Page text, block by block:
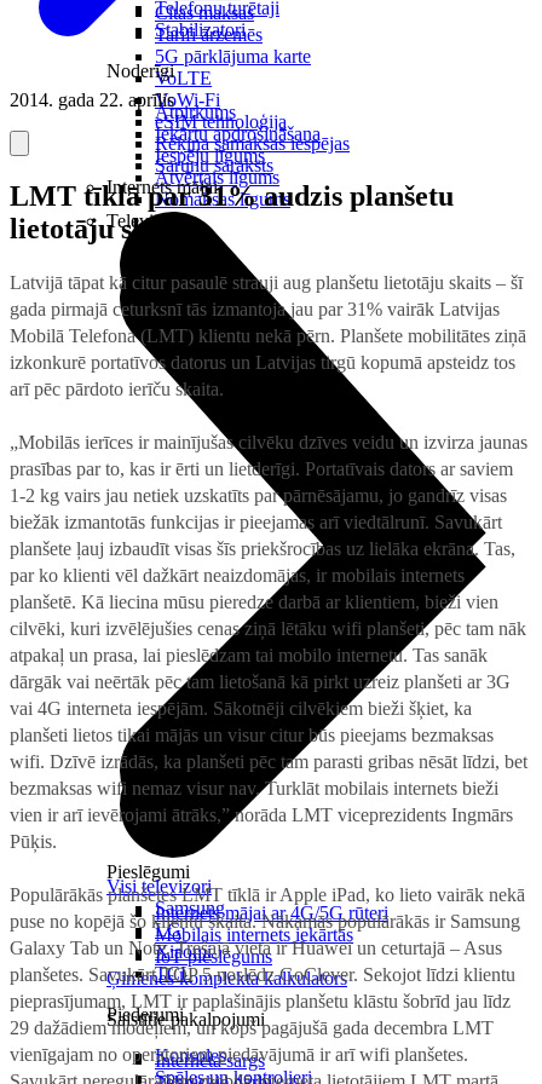
Citas maksas
Tarifi ārzemēs
5G pārklājuma karte
VoLTE
VoWi-Fi
eSIM tehnoloģija
Rēķina samaksas iespējas
Sarunu saraksts
Internets mājai
Pieslēgumi
Internets mājai ar 4G/5G rūteri
Mobilais internets iekārtās
IoT pieslēgums
Ģimenes komplekta kalkulators
Saistītie pakalpojumi
Interneta sargs
Telefonu turētaji
Stabilizatori
Noderīgi
Atpirkums
Iekārtu apdrošināšana
Iespēju līgums
Atvērtais līgums
Nomaksas līgums
Televizori
Visi televizori
Samsung
LG
Xiaomi
TCL
Piederumi
Konsoles
Spēles un kontrolieri
2014. gada 22. aprīlis
LMT tīklā par 31% audzis planšetu
lietotāju skaits
Latvijā tāpat kā citur pasaulē strauji aug planšetu lietotāju skaits – šī
gada pirmajā ceturksnī tās izmantoja jau par 31% vairāk Latvijas
Mobilā Telefona (LMT) klientu nekā pērn. Planšete mobilitātes ziņā
izkonkurē portatīvos datorus un Latvijas tirgū kopumā apsteidz tos
arī pēc pārdoto ierīču skaita.
„Mobilās ierīces ir mainījušas cilvēku dzīves veidu un izvirza jaunas
prasības par to, kas ir ērti un lietderīgi. Portatīvais dators ar saviem
1-2 kg vairs jau netiek uzskatīts par pārnēsājamu, jo gandrīz visas
biežāk izmantotās funkcijas ir pieejamas arī viedtālrunī. Savukārt
planšete ļauj izbaudīt visas šīs priekšrocības uz lielāka ekrāna. Tas,
par ko klienti vēl dažkārt neaizdomājas, ir mobilais internets
planšetē. Kā liecina mūsu pieredze darbā ar klientiem, bieži vien
cilvēki, kuri izvēlējušies cenas ziņā lētāku wifi planšeti, pēc tam nāk
atpakaļ un prasa, lai pieslēdzam tai mobilo internetu. Tas sanāk
dārgāk vai neērtāk pēc tam lietošanā kā pirkt uzreiz planšeti ar 3G
vai 4G interneta iespējām. Sākotnēji cilvēkiem bieži šķiet, ka
planšeti lietos tikai mājās un visur citur būs pieejams bezmaksas
wifi. Dzīvē izrādās, ka planšeti pēc tam parasti gribas nēsāt līdzi, bet
bezmaksas wifi nemaz visur nav. Turklāt mobilais internets bieži
vien ir arī ievērojami ātrāks,” norāda LMT viceprezidents Ingmārs
Pūķis.
Populārākās planšetes LMT tīklā ir Apple iPad, ko lieto vairāk nekā
puse no kopējā šo klientu skaita. Nākamās populārākās ir Samsung
Galaxy Tab un Note. Trešajā vietā ir Huawei un ceturtajā – Asus
planšetes. Savukārt TOP 5 noslēdz GoClever. Sekojot līdzi klientu
pieprasījumam, LMT ir paplašinājis planšetu klāstu šobrīd jau līdz
29 dažādiem modeļiem, un kopš pagājušā gada decembra LMT
vienīgajam no operatoriem piedāvājumā ir arī wifi planšetes.